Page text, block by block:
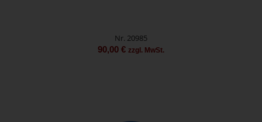
Nr. 20985
90,00 € zzgl. MwSt.